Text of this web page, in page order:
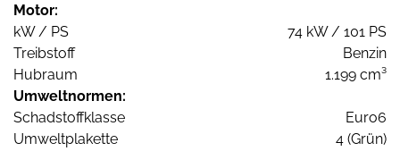
Motor:
kW / PS
74 kW / 101 PS
Treibstoff
Benzin
Hubraum
1.199 cm³
Umweltnormen:
Schadstoffklasse
Euro6
Umweltplakette
4 (Grün)